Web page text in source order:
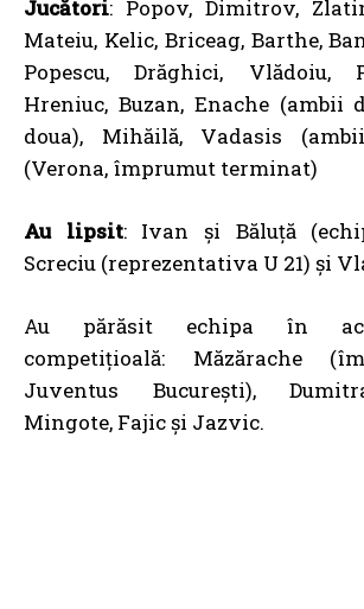
Jucători: Popov, Dimitrov,
Mateiu, Kelic, Briceag, Barthe,
Popescu, Drăghici, Vlădoiu,
Hreniuc, Buzan, Enache (ambii
doua), Mihăilă, Vadasis
(Verona, împrumut terminat)
Au lipsit: Ivan și Băluță
Screciu (reprezentativa U 21) și
Au părăsit echipa în
competițioală: Măzărache
Juventus București),
Mingote, Fajic și Jazvic.